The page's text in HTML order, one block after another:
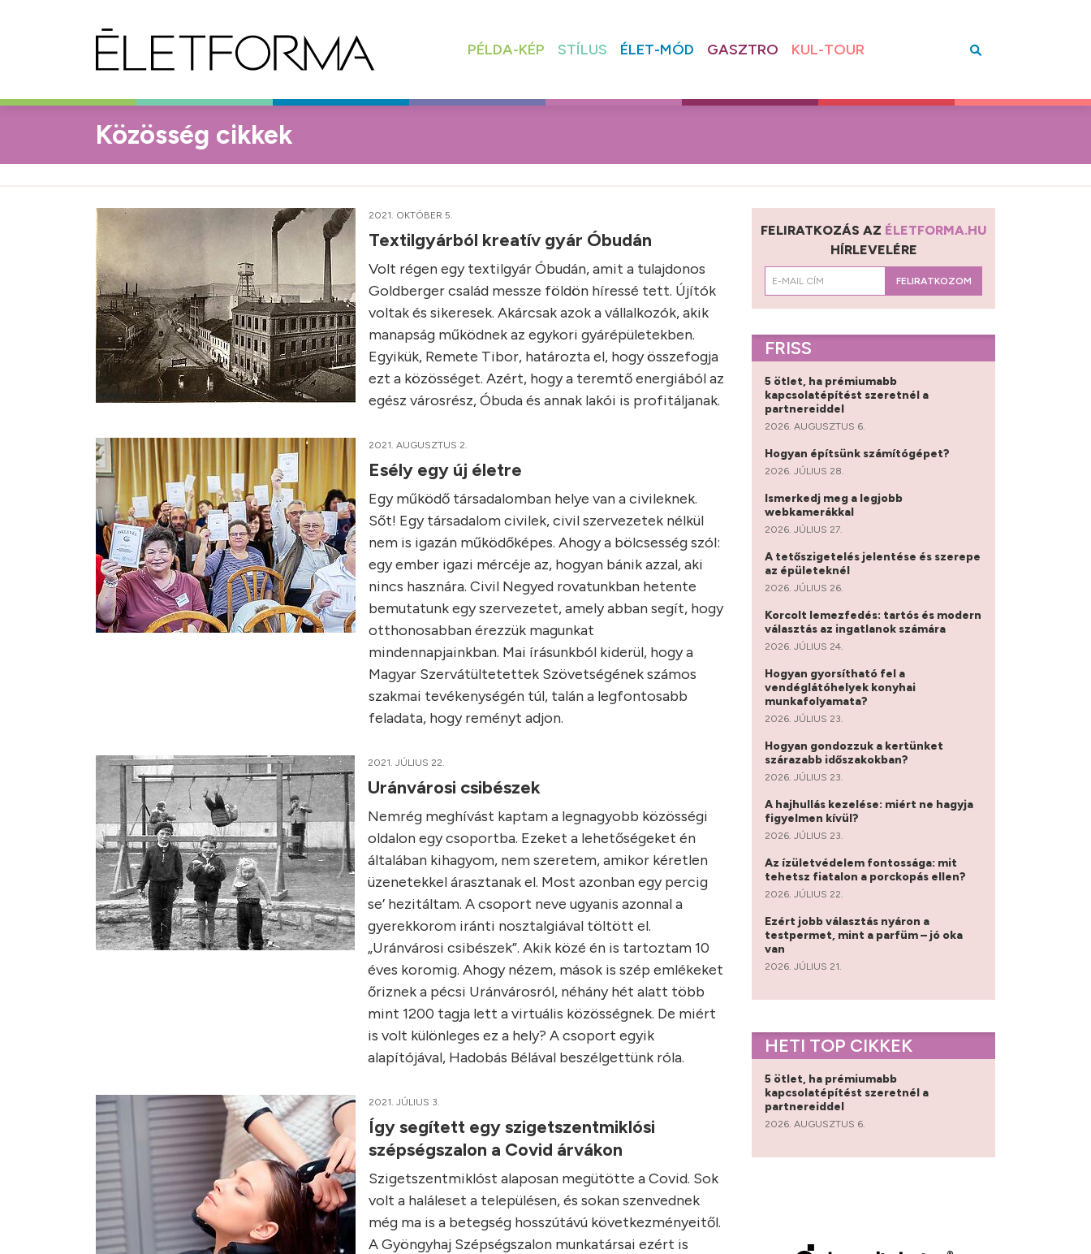
PÉLDA-KÉP STÍLUS ÉLET-MÓD GASZTRO KUL-TOUR
Közösség cikkek
2021. OKTÓBER 5.
Textilgyárból kreatív gyár Óbudán
Volt régen egy textilgyár Óbudán, amit a tulajdonos
Goldberger család messze földön híressé tett. Újítók
voltak és sikeresek. Akárcsak azok a vállalkozók, akik
manapság működnek az egykori gyárépületekben.
Egyikük, Remete Tibor, határozta el, hogy összefogja
ezt a közösséget. Azért, hogy a teremtő energiából az
egész városrész, Óbuda és annak lakói is profitáljanak.
2021. AUGUSZTUS 2.
Esély egy új életre
Egy működő társadalomban helye van a civileknek.
Sőt! Egy társadalom civilek, civil szervezetek nélkül
nem is igazán működőképes. Ahogy a bölcsesség szól:
egy ember igazi mércéje az, hogyan bánik azzal, aki
nincs hasznára. Civil Negyed rovatunkban hetente
bemutatunk egy szervezetet, amely abban segít, hogy
otthonosabban érezzük magunkat
mindennapjainkban. Mai írásunkból kiderül, hogy a
Magyar Szervátültetettek Szövetségének számos
szakmai tevékenységén túl, talán a legfontosabb
feladata, hogy reményt adjon.
2021. JÚLIUS 22.
Uránvárosi csibészek
Nemrég meghívást kaptam a legnagyobb közösségi
oldalon egy csoportba. Ezeket a lehetőségeket én
általában kihagyom, nem szeretem, amikor kéretlen
üzenetekkel árasztanak el. Most azonban egy percig
se’ hezitáltam. A csoport neve ugyanis azonnal a
gyerekkorom iránti nosztalgiával töltött el.
„Uránvárosi csibészek”. Akik közé én is tartoztam 10
éves koromig. Ahogy nézem, mások is szép emlékeket
őriznek a pécsi Uránvárosról, néhány hét alatt több
mint 1200 tagja lett a virtuális közösségnek. De miért
is volt különleges ez a hely? A csoport egyik
alapítójával, Hadobás Bélával beszélgettünk róla.
2021. JÚLIUS 3.
Így segített egy szigetszentmiklósi
szépségszalon a Covid árvákon
Szigetszentmiklóst alaposan megütötte a Covid. Sok
volt a haláleset a településen, és sokan szenvednek
még ma is a betegség hosszútávú következményeitől.
A Gyöngyhaj Szépségszalon munkatársai ezért is
FELIRATKOZÁS AZ ÉLETFORMA.HU
HÍRLEVELÉRE
FELIRATKOZOM
FRISS
5 ötlet, ha prémiumabb
kapcsolatépítést szeretnél a
partnereiddel
2026. AUGUSZTUS 6.
Hogyan építsünk számítógépet?
2026. JÚLIUS 28.
Ismerkedj meg a legjobb
webkamerákkal
2026. JÚLIUS 27.
A tetőszigetelés jelentése és szerepe
az épületeknél
2026. JÚLIUS 26.
Korcolt lemezfedés: tartós és modern
választás az ingatlanok számára
2026. JÚLIUS 24.
Hogyan gyorsítható fel a
vendéglátóhelyek konyhai
munkafolyamata?
2026. JÚLIUS 23.
Hogyan gondozzuk a kertünket
szárazabb időszakokban?
2026. JÚLIUS 23.
A hajhullás kezelése: miért ne hagyja
figyelmen kívül?
2026. JÚLIUS 23.
Az ízületvédelem fontossága: mit
tehetsz fiatalon a porckopás ellen?
2026. JÚLIUS 22.
Ezért jobb választás nyáron a
testpermet, mint a parfüm – jó oka
van
2026. JÚLIUS 21.
HETI TOP CIKKEK
5 ötlet, ha prémiumabb
kapcsolatépítést szeretnél a
partnereiddel
2026. AUGUSZTUS 6.